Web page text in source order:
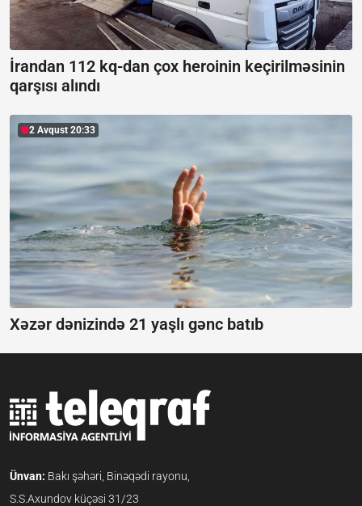
İrandan 112 kq-dan çox heroinin keçirilməsinin
qarşısı alındı
2 Avqust 20:33
Xəzər dənizində 21 yaşlı gənc batıb
Ünvan: Bakı şəhəri, Binəqədi rayonu,
S.S.Axundov küçəsi 31/23